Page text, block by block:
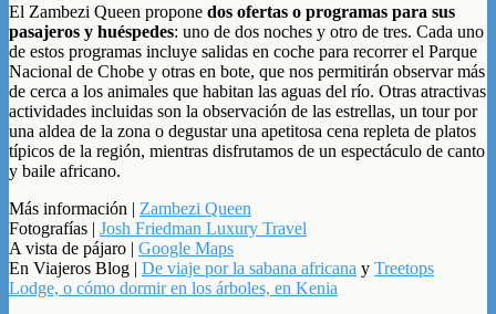
El Zambezi Queen propone dos ofertas o programas para sus
pasajeros y huéspedes: uno de dos noches y otro de tres. Cada uno
de estos programas incluye salidas en coche para recorrer el Parque
Nacional de Chobe y otras en bote, que nos permitirán observar más
de cerca a los animales que habitan las aguas del río. Otras atractivas
actividades incluidas son la observación de las estrellas, un tour por
una aldea de la zona o degustar una apetitosa cena repleta de platos
típicos de la región, mientras disfrutamos de un espectáculo de canto
y baile africano.
Más información | Zambezi Queen
Fotografías | Josh Friedman Luxury Travel
A vista de pájaro | Google Maps
En Viajeros Blog | De viaje por la sabana africana y Treetops
Lodge, o cómo dormir en los árboles, en Kenia